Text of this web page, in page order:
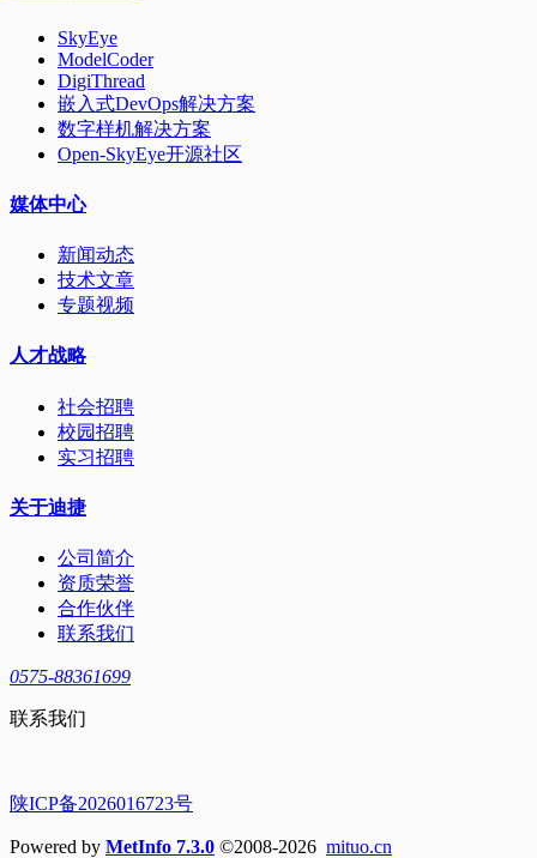
SkyEye
ModelCoder
DigiThread
嵌入式DevOps解决方案
数字样机解决方案
Open-SkyEye开源社区
媒体中心
新闻动态
技术文章
专题视频
人才战略
社会招聘
校园招聘
实习招聘
关于迪捷
公司简介
资质荣誉
合作伙伴
联系我们
0575-88361699
联系我们
陕ICP备2026016723号
Powered by MetInfo 7.3.0 ©2008-2026 mituo.cn